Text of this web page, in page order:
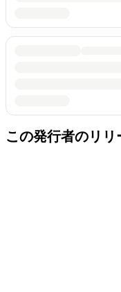
この発行者のリリ